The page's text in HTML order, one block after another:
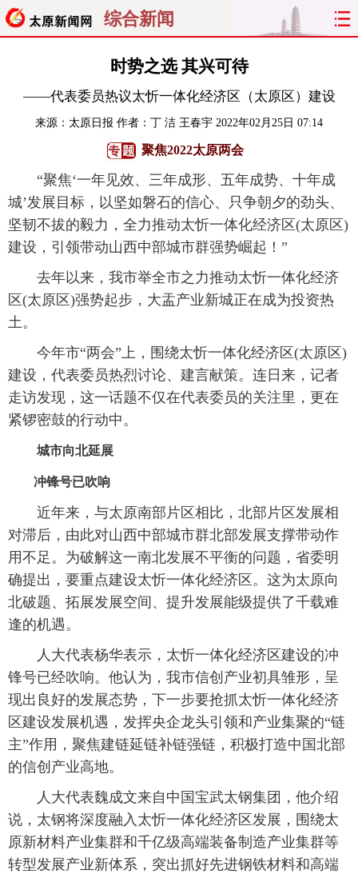
综合新闻
聚焦 太原
经济 关注 文明 出行
曝光 综合
旅游 理财 政务 教育
看天下 晋月读 最太原 网罗民生
时势之选 其兴可待
——代表委员热议太忻一体化经济区（太原区）建设
来源： 太原日报 作者：丁 洁 王春宇 2022年02月25日 07:14
聚焦2022太原两会
“聚焦‘一年见效、三年成形、五年成势、十年成
城’发展目标，以坚如磐石的信心、只争朝夕的劲头、
坚韧不拔的毅力，全力推动太忻一体化经济区(太原区)
建设，引领带动山西中部城市群强势崛起！”
去年以来，我市举全市之力推动太忻一体化经济
区(太原区)强势起步，大盂产业新城正在成为投资热
土。
今年市“两会”上，围绕太忻一体化经济区(太原区)
建设，代表委员热烈讨论、建言献策。连日来，记者
走访发现，这一话题不仅在代表委员的关注里，更在
紧锣密鼓的行动中。
城市向北延展
冲锋号已吹响
近年来，与太原南部片区相比，北部片区发展相
对滞后，由此对山西中部城市群北部发展支撑带动作
用不足。为破解这一南北发展不平衡的问题，省委明
确提出，要重点建设太忻一体化经济区。这为太原向
北破题、拓展发展空间、提升发展能级提供了千载难
逢的机遇。
人大代表杨华表示，太忻一体化经济区建设的冲
锋号已经吹响。他认为，我市信创产业初具雏形，呈
现出良好的发展态势，下一步要抢抓太忻一体化经济
区建设发展机遇，发挥央企龙头引领和产业集聚的“链
主”作用，聚焦建链延链补链强链，积极打造中国北部
的信创产业高地。
人大代表魏成文来自中国宝武太钢集团，他介绍
说，太钢将深度融入太忻一体化经济区发展，围绕太
原新材料产业集群和千亿级高端装备制造产业集群等
转型发展产业新体系，突出抓好先进钢铁材料和高端